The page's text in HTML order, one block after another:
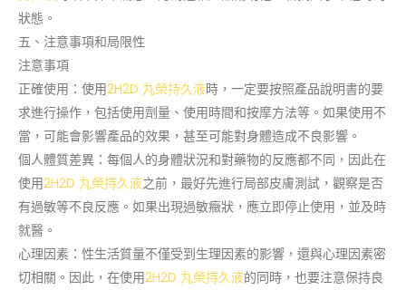
狀態。
五、注意事項和局限性
注意事項
正確使用：使用2H2D 丸榮持久液時，一定要按照產品說明書的要
求進行操作，包括使用劑量、使用時間和按摩方法等。如果使用不
當，可能會影響產品的效果，甚至可能對身體造成不良影響。
個人體質差異：每個人的身體狀況和對藥物的反應都不同，因此在
使用2H2D 丸榮持久液之前，最好先進行局部皮膚測試，觀察是否
有過敏等不良反應。如果出現過敏癥狀，應立即停止使用，並及時
就醫。
心理因素：性生活質量不僅受到生理因素的影響，還與心理因素密
切相關。因此，在使用2H2D 丸榮持久液的同時，也要注意保持良